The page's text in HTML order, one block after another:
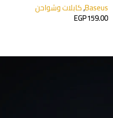
Baseus
,كابلات وشواحن
EGP159.00